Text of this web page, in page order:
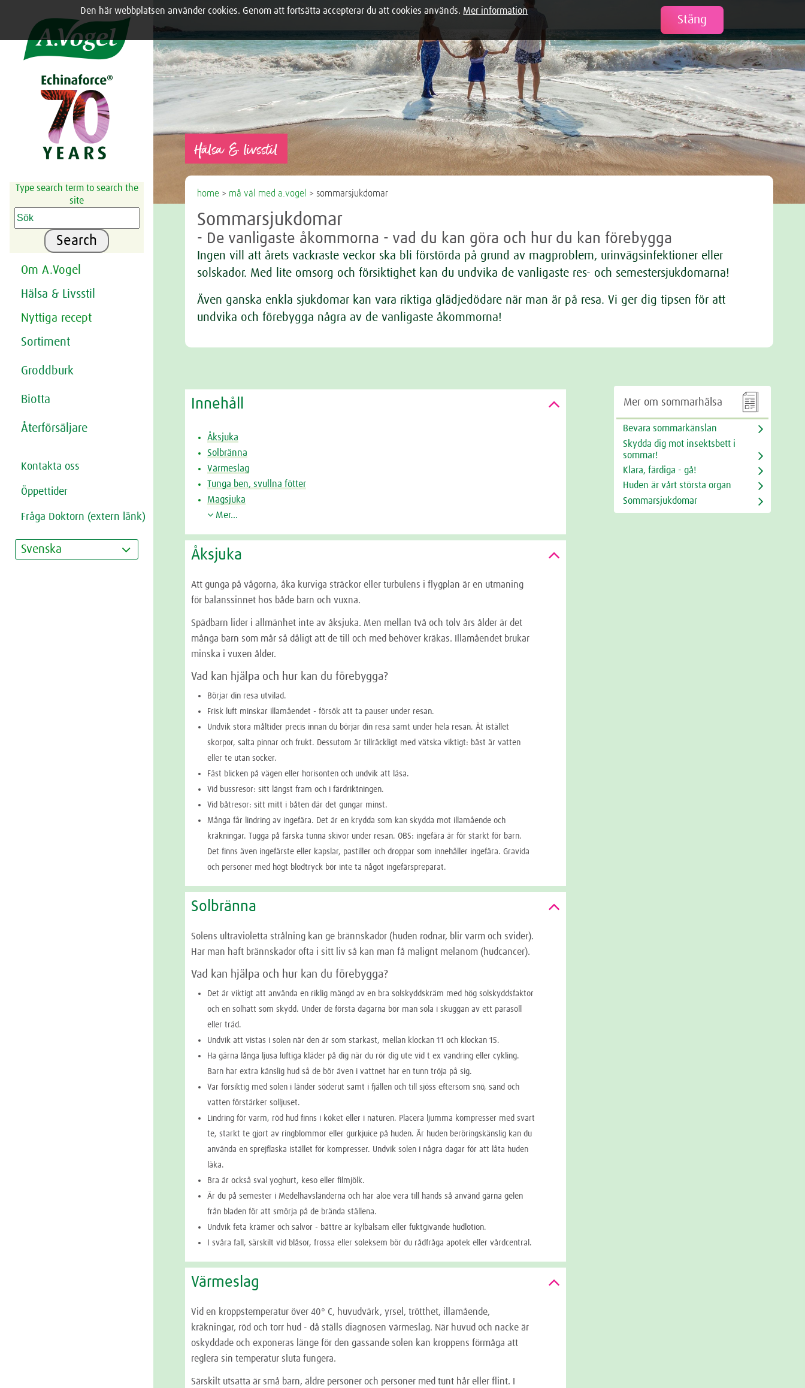

Type search term to search the
site
Search
Om A.Vogel
Hälsa & Livsstil
Nyttiga recept
Sortiment
Groddburk
Biotta
Återförsäljare
Kontakta oss
Öppettider
Fråga Doktorn (extern länk)
Svenska
Hälsa & livsstil
home > må väl med a.vogel > sommarsjukdomar
Sommarsjukdomar
- De vanligaste åkommorna - vad du kan göra och hur du kan förebygga
Ingen vill att årets vackraste veckor ska bli förstörda på grund av magproblem, urinvägsinfektioner eller
solskador. Med lite omsorg och försiktighet kan du undvika de vanligaste res- och semestersjukdomarna!
Även ganska enkla sjukdomar kan vara riktiga glädjedödare när man är på resa. Vi ger dig tipsen för att
undvika och förebygga några av de vanligaste åkommorna!
Innehåll
Åksjuka
Solbränna
Värmeslag
Tunga ben, svullna fötter
Magsjuka
Mer...
Åksjuka
Att gunga på vågorna, åka kurviga sträckor eller turbulens i flygplan är en utmaning
för balanssinnet hos både barn och vuxna.
Spädbarn lider i allmänhet inte av åksjuka. Men mellan två och tolv års ålder är det
många barn som mår så dåligt att de till och med behöver kräkas. Illamåendet brukar
minska i vuxen ålder.
Vad kan hjälpa och hur kan du förebygga?
Börjar din resa utvilad.
Frisk luft minskar illamåendet - försök att ta pauser under resan.
Undvik stora måltider precis innan du börjar din resa samt under hela resan. Ät istället
skorpor, salta pinnar och frukt. Dessutom är tillräckligt med vätska viktigt: bäst är vatten
eller te utan socker.
Fäst blicken på vägen eller horisonten och undvik att läsa.
Vid bussresor: sitt längst fram och i färdriktningen.
Vid båtresor: sitt mitt i båten där det gungar minst.
Många får lindring av ingefära. Det är en krydda som kan skydda mot illamående och
kräkningar. Tugga på färska tunna skivor under resan. OBS: ingefära är för starkt för barn.
Det finns även ingefärste eller kapslar, pastiller och droppar som innehåller ingefära. Gravida
och personer med högt blodtryck bör inte ta något ingefärspreparat.
Solbränna
Solens ultravioletta strålning kan ge brännskador (huden rodnar, blir varm och svider).
Har man haft brännskador ofta i sitt liv så kan man få malignt melanom (hudcancer).
Vad kan hjälpa och hur kan du förebygga?
Det är viktigt att använda en riklig mängd av en bra solskyddskräm med hög solskyddsfaktor
och en solhatt som skydd. Under de första dagarna bör man sola i skuggan av ett parasoll
eller träd.
Undvik att vistas i solen när den är som starkast, mellan klockan 11 och klockan 15.
Ha gärna långa ljusa luftiga kläder på dig när du rör dig ute vid t ex vandring eller cykling.
Barn har extra känslig hud så de bör även i vattnet har en tunn tröja på sig.
Var försiktig med solen i länder söderut samt i fjällen och till sjöss eftersom snö, sand och
vatten förstärker solljuset.
Lindring för varm, röd hud finns i köket eller i naturen. Placera ljumma kompresser med svart
te, starkt te gjort av ringblommor eller gurkjuice på huden. Är huden beröringskänslig kan du
använda en sprejflaska istället för kompresser. Undvik solen i några dagar för att låta huden
läka.
Bra är också sval yoghurt, keso eller filmjölk.
Är du på semester i Medelhavsländerna och har aloe vera till hands så använd gärna gelen
från bladen för att smörja på de brända ställena.
Undvik feta krämer och salvor - bättre är kylbalsam eller fuktgivande hudlotion.
I svåra fall, särskilt vid blåsor, frossa eller soleksem bör du rådfråga apotek eller vårdcentral.
Värmeslag
Vid en kroppstemperatur över 40° C, huvudvärk, yrsel, trötthet, illamående,
kräkningar, röd och torr hud - då ställs diagnosen värmeslag. När huvud och nacke är
oskyddade och exponeras länge för den gassande solen kan kroppens förmåga att
reglera sin temperatur sluta fungera.
Särskilt utsatta är små barn, äldre personer och personer med tunt hår eller flint. I

Mer om sommarhälsa
Bevara sommarkänslan
Skydda dig mot insektsbett i
sommar!
Klara, färdiga - gå!
Huden är vårt största organ
Sommarsjukdomar
Stäng
Den här webbplatsen använder cookies. Genom att fortsätta accepterar du att cookies används. Mer information
Share this selection